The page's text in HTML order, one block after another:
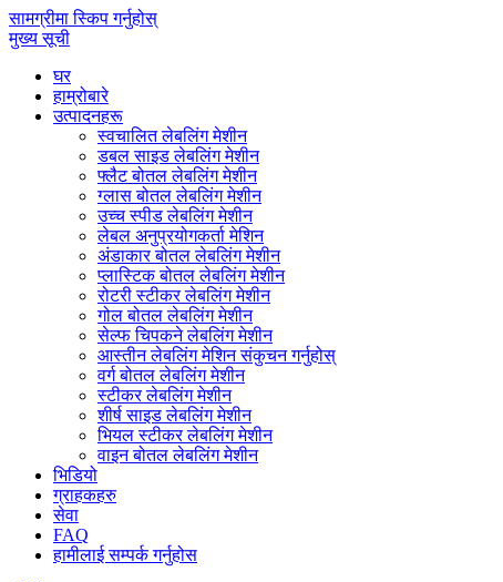
सामग्रीमा स्किप गर्नुहोस्
मुख्य सूची
घर
हाम्रोबारे
उत्पादनहरू
स्वचालित लेबलिंग मेशीन
डबल साइड लेबलिंग मेशीन
फ्लैट बोतल लेबलिंग मेशीन
ग्लास बोतल लेबलिंग मेशीन
उच्च स्पीड लेबलिंग मेशीन
लेबल अनुप्रयोगकर्ता मेशिन
अंडाकार बोतल लेबलिंग मेशीन
प्लास्टिक बोतल लेबलिंग मेशीन
रोटरी स्टीकर लेबलिंग मेशीन
गोल बोतल लेबलिंग मेशीन
सेल्फ चिपकने लेबलिंग मेशीन
आस्तीन लेबलिंग मेशिन संकुचन गर्नुहोस्
वर्ग बोतल लेबलिंग मेशीन
स्टीकर लेबलिंग मेशीन
शीर्ष साइड लेबलिंग मेशीन
भियल स्टीकर लेबलिंग मेशीन
वाइन बोतल लेबलिंग मेशीन
भिडियो
ग्राहकहरु
सेवा
FAQ
हामीलाई सम्पर्क गर्नुहोस